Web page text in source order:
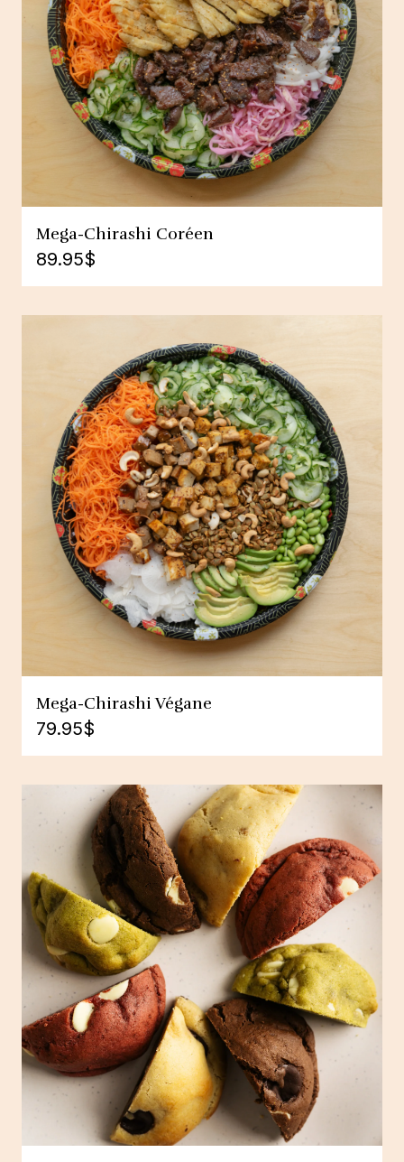
Mega-Chirashi Coréen
89.95$
Mega-Chirashi Végane
79.95$